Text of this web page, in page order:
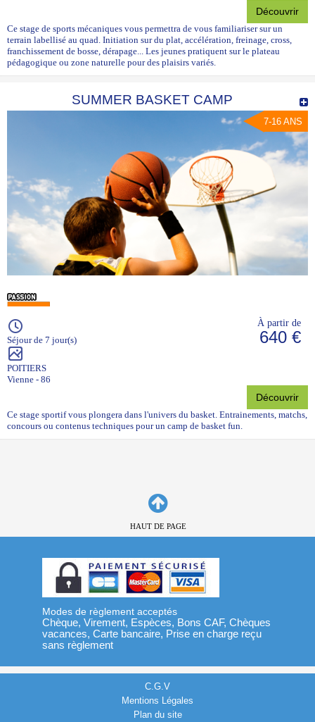
Découvrir
Ce stage de sports mécaniques vous permettra de vous familiariser sur un
terrain labellisé au quad. Initiation sur du plat, accélération, freinage, cross,
franchissement de bosse, dérapage... Les jeunes pratiquent sur le plateau
pédagogique ou zone naturelle pour des plaisirs variés.
SUMMER BASKET CAMP
7-16 ANS
Séjour de 7 jour(s)
POITIERS
Vienne - 86
À partir de
640 €
Découvrir
Ce stage sportif vous plongera dans l'univers du basket. Entrainements, matchs,
concours ou contenus techniques pour un camp de basket fun.
HAUT DE PAGE
Modes de règlement acceptés
Chèque, Virement, Espèces, Bons CAF, Chèques
vacances, Carte bancaire, Prise en charge reçu
sans règlement
C.G.V
Mentions Légales
Plan du site